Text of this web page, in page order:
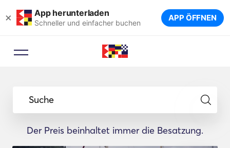
× App herunterladen
Schneller und einfacher buchen APP ÖFFNEN
Suche
Der Preis beinhaltet immer die Besatzung.